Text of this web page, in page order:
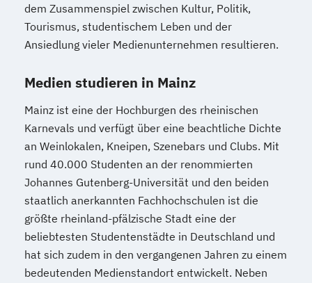
dem Zusammenspiel zwischen Kultur, Politik,
Tourismus, studentischem Leben und der
Ansiedlung vieler Medienunternehmen resultieren.
Medien studieren in Mainz
Mainz ist eine der Hochburgen des rheinischen
Karnevals und verfügt über eine beachtliche Dichte
an Weinlokalen, Kneipen, Szenebars und Clubs. Mit
rund 40.000 Studenten an der renommierten
Johannes Gutenberg-Universität und den beiden
staatlich anerkannten Fachhochschulen ist die
größte rheinland-pfälzische Stadt eine der
beliebtesten Studentenstädte in Deutschland und
hat sich zudem in den vergangenen Jahren zu einem
bedeutenden Medienstandort entwickelt. Neben